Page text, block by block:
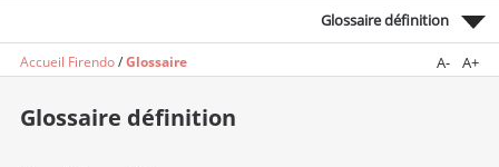
Glossaire définition
Accueil Firendo/Glossaire A- A+
Glossaire définition